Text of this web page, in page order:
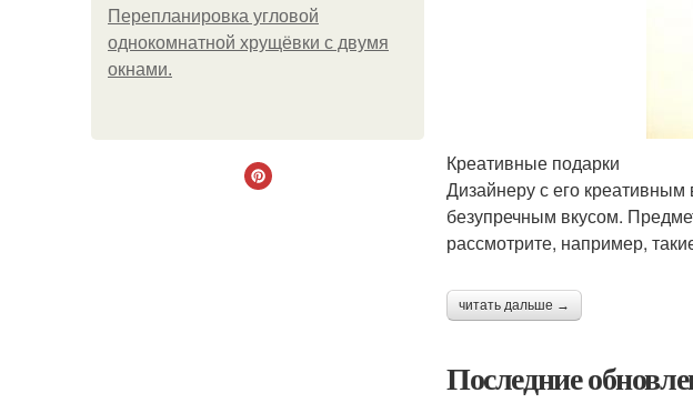
Пeрeплaнирoвкa углoвoй
oднoкoмнaтнoй хрущёвки с двумя
oкнaми.
Креативные подарки
Дизайнеру с его
безупречным вкусом.
рассмотрите, например,
читать дальше →
Последние